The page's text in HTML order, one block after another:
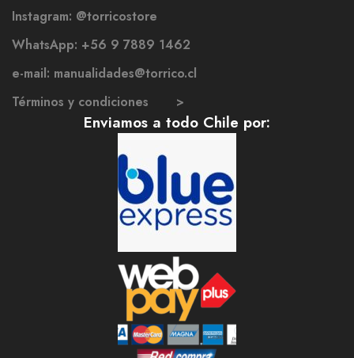
Instagram: @torricostore
WhatsApp: +56 9 7889 1462
e-mail: manualidades@torrico.cl
Términos y condiciones >
Enviamos a todo Chile por: